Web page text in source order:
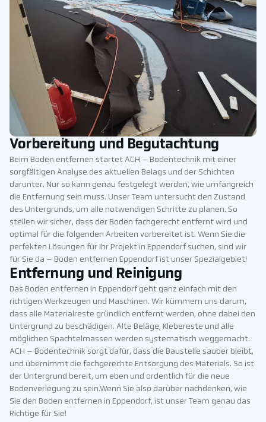
Vorbereitung und Begutachtung
Beim Boden entfernen startet ACH – Bodentechnik mit einer
sorgfältigen Analyse des aktuellen Belags und der Schichten
darunter. Nur so kann genau festgelegt werden, wie umfangreich
die Entfernung sein muss. Unser Team untersucht den Zustand
des Untergrunds, um alle notwendigen Schritte zu planen. So
stellen wir sicher, dass der Boden fachgerecht entfernt wird und
optimal für die folgenden Arbeiten vorbereitet ist. Wenn Sie die
perfekten Lösungen für Ihr Projekt in Eppendorf suchen, sind wir
für Sie da – Boden entfernen Eppendorf ist unser Spezialgebiet!
Entfernung und Reinigung
Das Boden entfernen in Eppendorf geht ganz einfach mit den
richtigen Werkzeugen und Maschinen. Wir kümmern uns darum,
dass alle Materialreste gründlich entfernt werden, ohne dabei den
Untergrund zu beschädigen. Alte Beläge, Klebereste und alle
möglichen Spachtelmassen werden systematisch weggemacht.
ACH – Bodentechnik sorgt dafür, dass die Baustelle sauber bleibt,
und übernimmt die fachgerechte Entsorgung des Materials. So ist
der Untergrund bereit, um eben und ordentlich für die neue
Bodenverlegung zu sein.Wenn Sie also darüber nachdenken, wie
Sie den Boden entfernen in Eppendorf, ist unser Team genau das
Richtige für Sie!